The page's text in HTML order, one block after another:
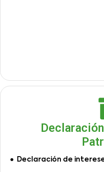
Declaración de